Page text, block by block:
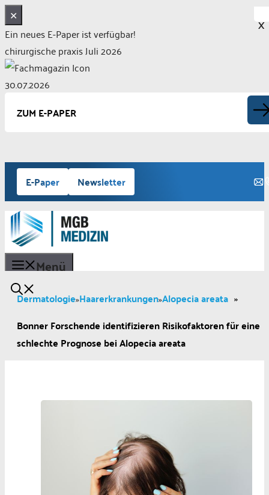
✕
Ein neues E-Paper ist verfügbar!
chirurgische praxis Juli 2026
30.07.2026
ZUM E-PAPER
Zum
Inhalt
springen
E-Paper Newsletter
Menü
Dermatologie»Haarerkrankungen»Alopecia areata »
Bonner Forschende identifizieren Risikofaktoren für eine
schlechte Prognose bei Alopecia areata
X